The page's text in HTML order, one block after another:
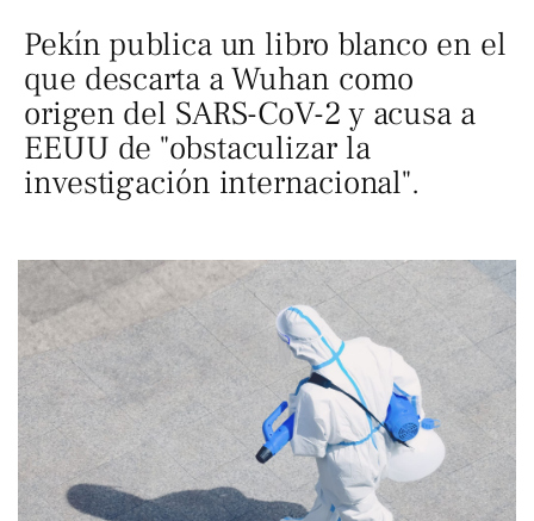
Pekín publica un libro blanco en el
que descarta a Wuhan como
origen del SARS-CoV-2 y acusa a
EEUU de "obstaculizar la
investigación internacional".